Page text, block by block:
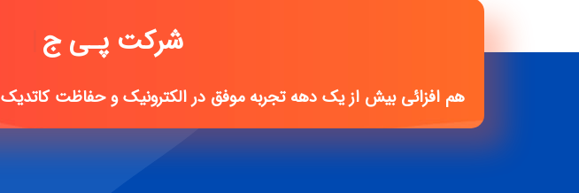
شرکت پـی جـی پـارس
هم افزائی بیش از یک دهه تجربه موفق در الکترونیک و حفاظت کاتدیک